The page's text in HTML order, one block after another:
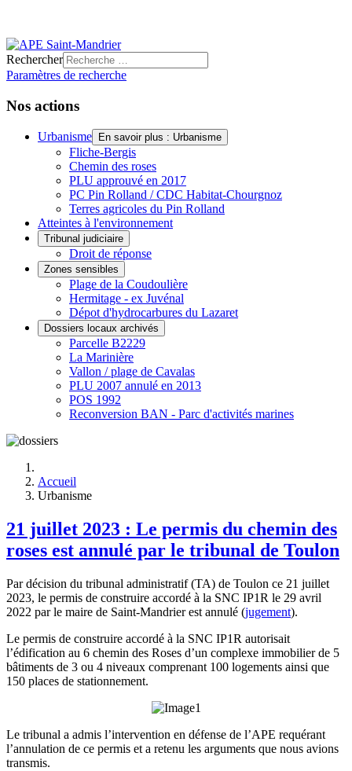
Rechercher
Paramètres de recherche
Nos actions
Urbanisme En savoir plus : Urbanisme
Fliche-Bergis
Chemin des roses
PLU approuvé en 2017
PC Pin Rolland / CDC Habitat-Chourgnoz
Terres agricoles du Pin Rolland
Atteintes à l'environnement
Tribunal judiciaire
Droit de réponse
Zones sensibles
Plage de la Coudoulière
Hermitage - ex Juvénal
Dépot d'hydrocarbures du Lazaret
Dossiers locaux archivés
Parcelle B2229
La Marinière
Vallon / plage de Cavalas
PLU 2007 annulé en 2013
POS 1992
Reconversion BAN - Parc d'activités marines
Accueil
Urbanisme
21 juillet 2023 : Le permis du chemin des
roses est annulé par le tribunal de Toulon
Par décision du tribunal administratif (TA) de Toulon ce 21 juillet
2023, le permis de construire accordé à la SNC IP1R le 29 avril
2022 par le maire de Saint-Mandrier est annulé (jugement).
Le permis de construire accordé à la SNC IP1R autorisait
l’édification au 6 chemin des Roses d’un complexe immobilier de 5
bâtiments de 3 ou 4 niveaux comprenant 100 logements ainsi que
150 places de stationnement.
Le tribunal a admis l’intervention en défense de l’APE requérant
l’annulation de ce permis et a retenu les arguments que nous avions
transmis.